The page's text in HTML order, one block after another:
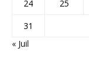
24
25
31
« Juil